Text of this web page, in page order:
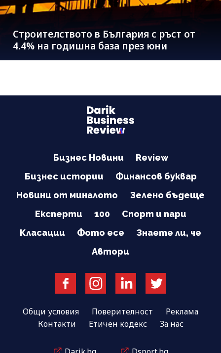
Строителството в България с ръст от
4.4% на годишна база през юни
Бизнес Новини
Review
Бизнес истории
Финансов буквар
Новини от миналото
Зелено бъдеще
Експерти
100
Спорт и пари
Класации
Фото есе
Знаете ли, че
Автори
Общи условия Поверителност
Реклама
Контакти
Етичен кодекс За нас